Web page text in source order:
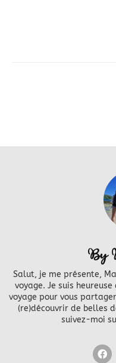
By
Salut, je me présente,
voyage. Je suis
voyage pour vous
(re)découvrir de belles
suivez-moi